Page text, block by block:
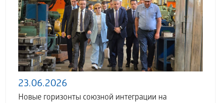
23.06.2026
Новые горизонты союзной интеграции на